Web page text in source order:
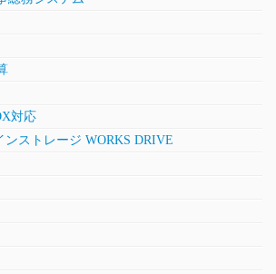
対応
ンストレージ WORKS DRIVE